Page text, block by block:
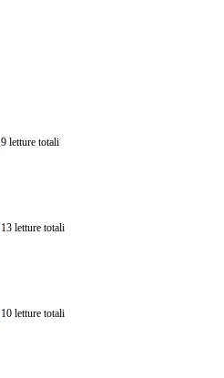
9 letture totali
13 letture totali
10 letture totali